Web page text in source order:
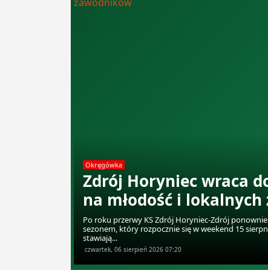
Okręgówka
Zdrój Horyniec wraca
na młodość i
Po roku przerwy KS Zdrój Horyniec-Zdrój
sezonem, który rozpocznie się w weekend 15
stawiają...
czwartek, 06 sierpień 2026 07:20